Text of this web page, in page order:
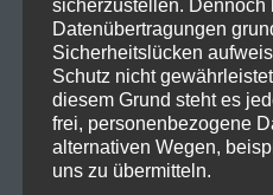
auch schon die Headliner
Callboybereit für ihren
sofort mit einer
den ersten Song und packt
die vorangehenden Bands
ausverkaufte Saal tobt,
sicherzustellen. Dennoch
Datenübertragungen
Sicherheitslücken
Schutz nicht
diesem Grund steht es
frei, personenbezogene
alternativen Wegen,
uns zu übermitteln.